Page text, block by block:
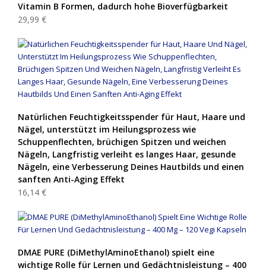
Vitamin B Formen, dadurch hohe Bioverfügbarkeit
29,99 €
Natürlichen Feuchtigkeitsspender für Haut, Haare und
Nägel, unterstützt im Heilungsprozess wie
Schuppenflechten, brüchigen Spitzen und weichen
Nägeln, Langfristig verleiht es langes Haar, gesunde
Nägeln, eine Verbesserung Deines Hautbilds und einen
sanften Anti-Aging Effekt
16,14 €
DMAE PURE (DiMethylAminoEthanol) spielt eine
wichtige Rolle für Lernen und Gedächtnisleistung – 400